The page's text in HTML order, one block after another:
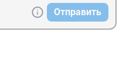
Отправить